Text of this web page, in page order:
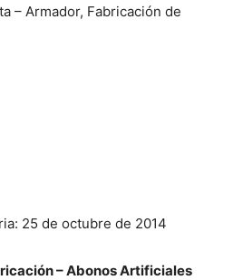
Fabricación de
25 de octubre de 2014
– Abonos Artificiales